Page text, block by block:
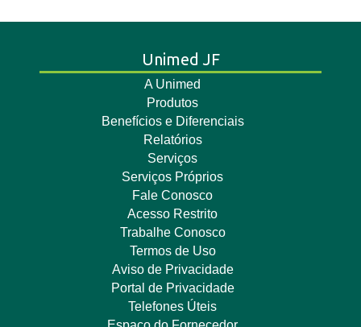
Unimed JF
A Unimed
Produtos
Benefícios e Diferenciais
Relatórios
Serviços
Serviços Próprios
Fale Conosco
Acesso Restrito
Trabalhe Conosco
Termos de Uso
Aviso de Privacidade
Portal de Privacidade
Telefones Úteis